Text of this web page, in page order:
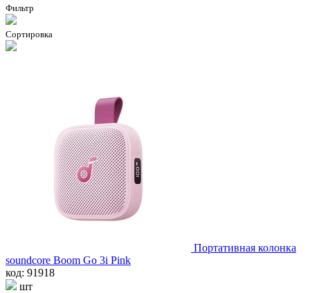
Фильтр
Сортировка
Портативная колонка
soundcore Boom Go 3i Pink
код: 91918
шт